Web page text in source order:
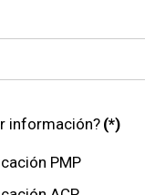
información? (*)
PMP